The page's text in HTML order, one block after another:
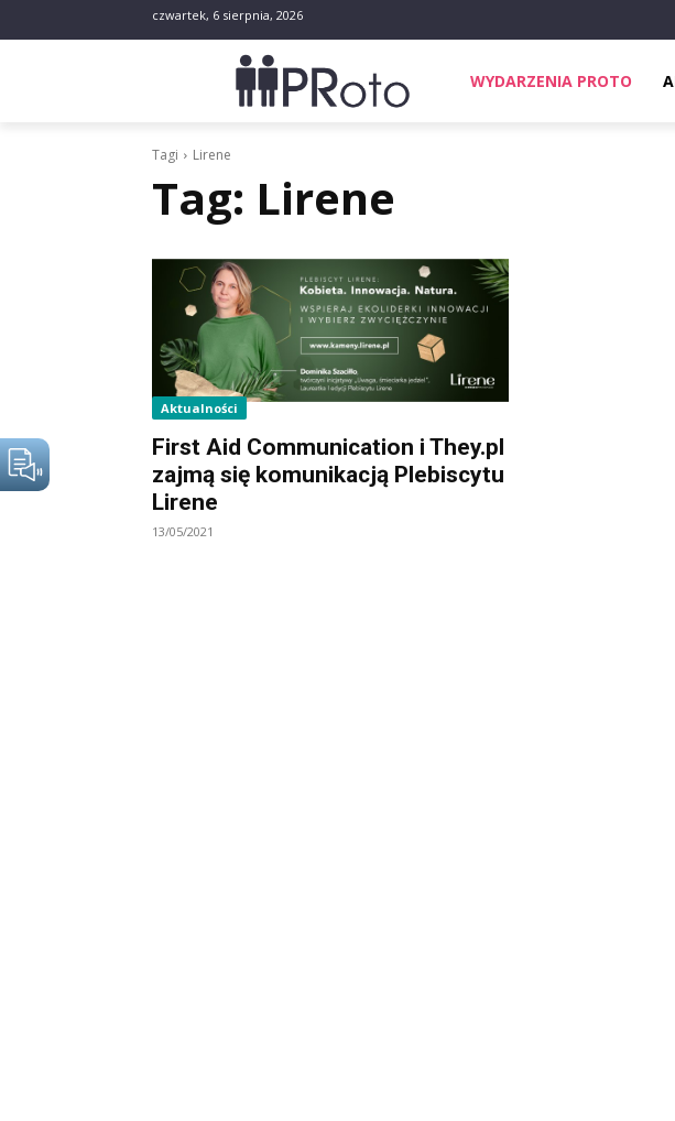
czwartek, 6 sierpnia, 2026
WYDARZENIA PROTO
Tagi Lirene
Tag: Lirene
Aktualności
First Aid Communication i They.pl
zajmą się komunikacją Plebiscytu
Lirene
13/05/2021